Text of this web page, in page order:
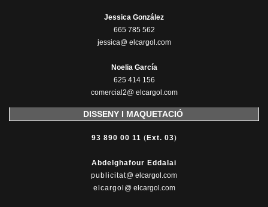
Jessica González
665 785 562
jessica@ elcargol.com
Noelia García
625 414 156
comercial2@ elcargol.com
DISSENY I MAQUETACIÓ
93 890 00 11 ( Ext. 03)
Abdelghafour Eddalai
publicitat@ elcargol.com
elcargol @ elcargol.com